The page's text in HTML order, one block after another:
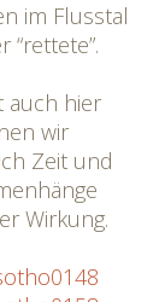
im Flusstal
“rettete”.
auch hier
wir
Zeit und
Wirkung.